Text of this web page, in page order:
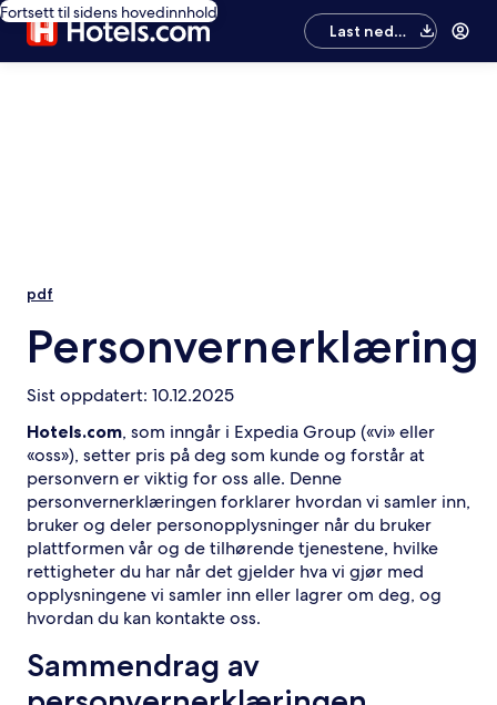
Fortsett til sidens hovedinnhold
Last ned
appen
pdf
Personvernerklæring
Sist oppdatert: 10.12.2025
Hotels.com, som inngår i Expedia Group («vi» eller
«oss»), setter pris på deg som kunde og forstår at
personvern er viktig for oss alle. Denne
personvernerklæringen forklarer hvordan vi samler inn,
bruker og deler personopplysninger når du bruker
plattformen vår og de tilhørende tjenestene, hvilke
rettigheter du har når det gjelder hva vi gjør med
opplysningene vi samler inn eller lagrer om deg, og
hvordan du kan kontakte oss.
Sammendrag av